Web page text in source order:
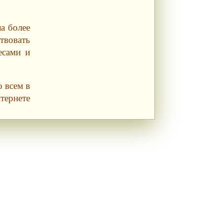
более
и
всем в